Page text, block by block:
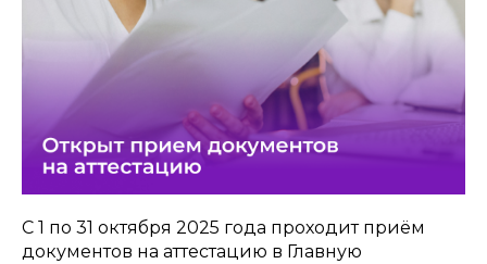
С 1 по 31 октября 2025 года проходит приём
документов на аттестацию в Главную